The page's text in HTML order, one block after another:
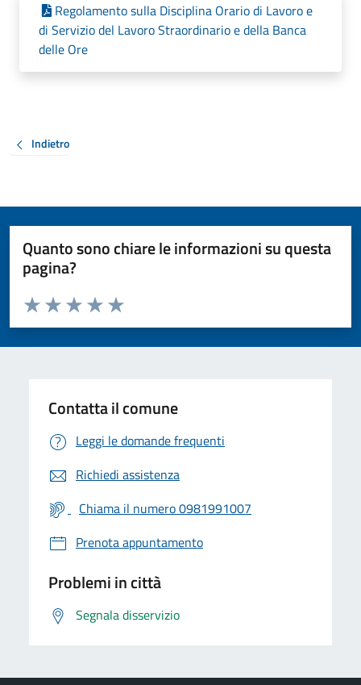
Regolamento sulla Disciplina Orario di Lavoro e
di Servizio del Lavoro Straordinario e della Banca
delle Ore
Indietro
Quanto sono chiare le informazioni su questa
pagina?
Valuta da 1 a 5 stelle la pagina
Valuta 5 stelle su 5
Valuta 4 stelle su 5
Valuta 3 stelle su 5
Valuta 2 stelle su 5
Valuta 1 stelle su 5
Contatta il comune
Leggi le domande frequenti
Richiedi assistenza
Chiama il numero 0981991007
Prenota appuntamento
Problemi in città
Segnala disservizio